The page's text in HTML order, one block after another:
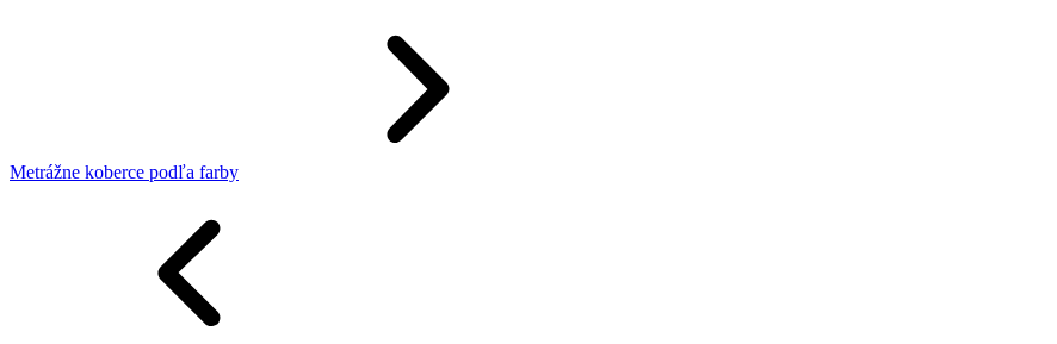
Metrážne koberce podľa farby